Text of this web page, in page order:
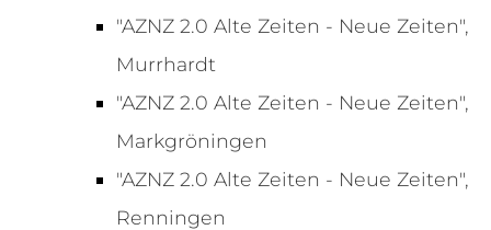
"AZNZ 2.0 Alte Zeiten - Neue Zeiten",
Murrhardt
"AZNZ 2.0 Alte Zeiten - Neue Zeiten",
Markgröningen
"AZNZ 2.0 Alte Zeiten - Neue Zeiten",
Renningen